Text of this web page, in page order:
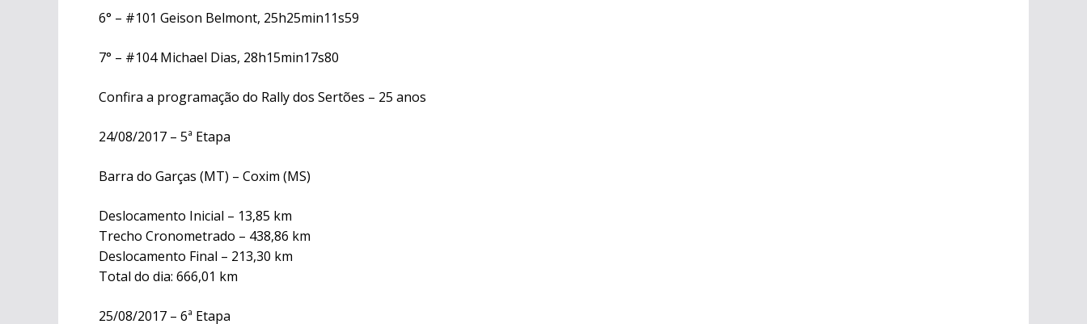
6° – #101 Geison Belmont, 25h25min11s59
7° – #104 Michael Dias, 28h15min17s80
Confira a programação do Rally dos Sertões – 25 anos
24/08/2017 – 5ª Etapa
Barra do Garças (MT) – Coxim (MS)
Deslocamento Inicial – 13,85 km
Trecho Cronometrado – 438,86 km
Deslocamento Final – 213,30 km
Total do dia: 666,01 km
25/08/2017 – 6ª Etapa